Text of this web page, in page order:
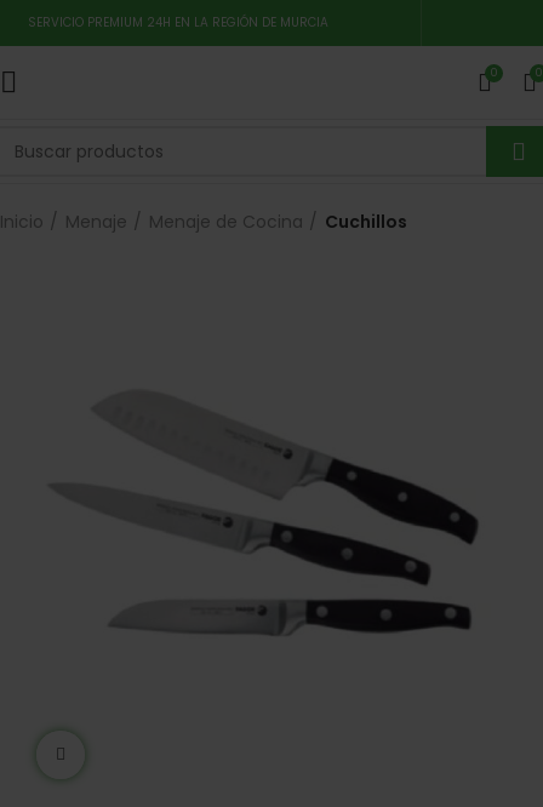
SERVICIO PREMIUM 24H EN LA REGIÓN DE MURCIA
0 0
Inicio Menaje Menaje de Cocina Cuchillos